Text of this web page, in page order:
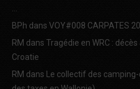
BPh dans VOY#008 CARPATES
RM dans Tragédie en WRC :
Croatie
RM dans
Le collectif des